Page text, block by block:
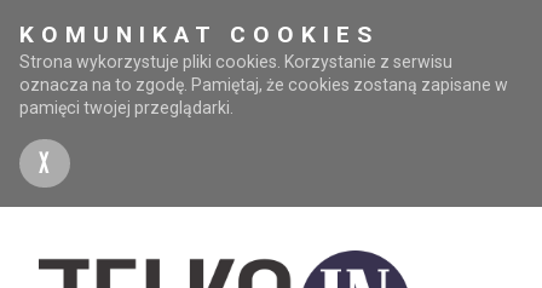
KOMUNIKAT COOKIES
Strona wykorzystuje pliki cookies. Korzystanie z serwisu
oznacza na to zgodę. Pamiętaj, że cookies zostaną zapisane w
pamięci twojej przeglądarki.
X